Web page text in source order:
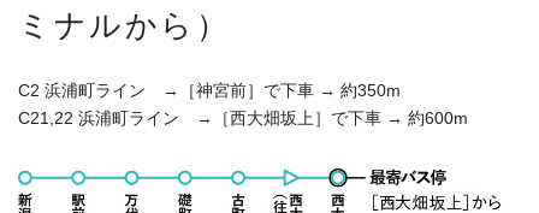
ミナルから）
C2 浜浦町ライン →［神宮前］で下車 → 約350m
C21,22 浜浦町ライン →［西大畑坂上］で下車 → 約600m